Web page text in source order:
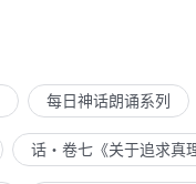
每日神话朗诵系列
话・卷七《关于追求真